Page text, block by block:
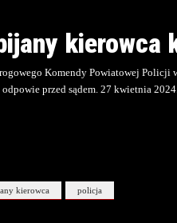
kierowca
Komendy Powiatowej Policji
przed sądem. 27 kwietnia 2024
kierowca policja